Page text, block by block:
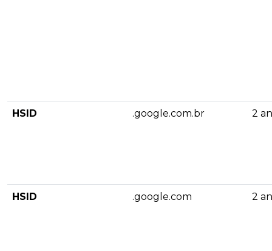
HSID .google.com.br 2
HSID .google.com 2